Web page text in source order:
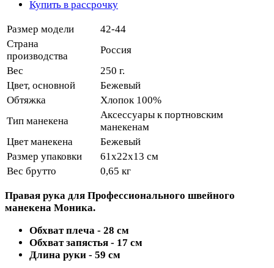
Купить в рассрочку
Размер модели
42-44
Страна
производства
Россия
Вес
250 г.
Цвет, основной
Бежевый
Обтяжка
Хлопок 100%
Тип манекена
Аксессуары к портновским
манекенам
Цвет манекена
Бежевый
Размер упаковки
61х22х13 см
Вес брутто
0,65 кг
Правая рука для Профессионального швейного
манекена Моника.
Обхват плеча - 28 см
Обхват запястья - 17 см
Длина руки - 59 см